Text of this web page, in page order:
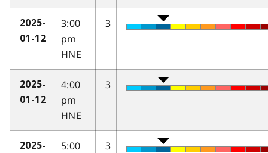
2025-
01-12
3:00
pm
HNE
3
2025-
01-12
4:00
pm
HNE
3
2025-
5:00
3